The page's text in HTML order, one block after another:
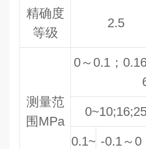
精确度
等级
2.5
测量范
围MPa
0～ 0.1 ；
0.1~ -0.1～ 0